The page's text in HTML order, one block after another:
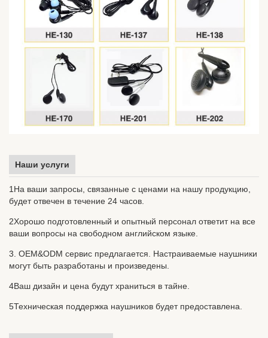
Наши услуги
1На ваши запросы, связанные с ценами на нашу продукцию,
будет отвечен в течение 24 часов.
2Хорошо подготовленный и опытный персонал ответит на все
ваши вопросы на свободном английском языке.
3. OEM&ODM сервис предлагается. Настраиваемые наушники
могут быть разработаны и произведены.
4Ваш дизайн и цена будут храниться в тайне.
5Техническая поддержка наушников будет предоставлена.